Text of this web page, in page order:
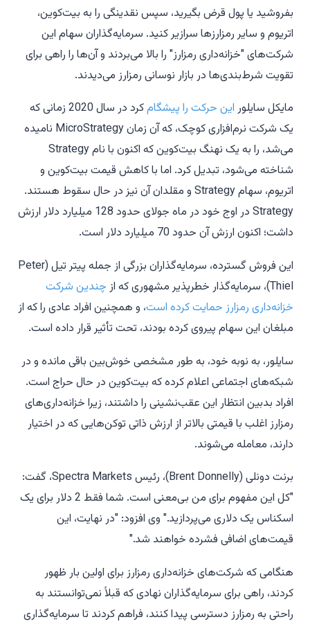
بفروشید یا پول قرض بگیرید، سپس نقدینگی را به بیت‌کوین،
اتریوم و سایر رمزارزها سرازیر کنید. سرمایه‌گذاران سهام این
شرکت‌های "خزانه‌داری رمزارز" را بالا می‌بردند و آن‌ها را راهی برای
تقویت شرط‌بندی‌ها در بازار نوسانی رمزارز می‌دیدند.
مایکل سایلور این حرکت را پیشگام
کرد در سال 2020 زمانی که
یک شرکت نرم‌افزاری کوچک، که آن زمان MicroStrategy نامیده
می‌شد، را به یک نهنگ بیت‌کوین که اکنون با نام Strategy
شناخته می‌شود، تبدیل کرد. اما با کاهش قیمت بیت‌کوین و
اتریوم، سهام Strategy و مقلدان آن نیز در حال سقوط هستند.
Strategy در اوج خود در ماه جولای حدود 128 میلیارد دلار ارزش
داشت؛ اکنون ارزش آن حدود 70 میلیارد دلار است.
این فروش گسترده، سرمایه‌گذاران بزرگی از جمله پیتر تیل (Peter
Thiel)، سرمایه‌گذار خطرپذیر مشهوری که از
چندین شرکت
خزانه‌داری رمزارز حمایت کرده است، و همچنین افراد عادی را که از
مبلغان این سهام پیروی کرده بودند، تحت تأثیر قرار داده است.
سایلور، به نوبه خود، به طور مشخصی خوش‌بین باقی مانده و در
شبکه‌های اجتماعی اعلام کرده که بیت‌کوین در حال حراج است.
افراد بدبین انتظار این عقب‌نشینی را داشتند، زیرا خزانه‌داری‌های
رمزارز اغلب با قیمتی بالاتر از ارزش ذاتی توکن‌هایی که در اختیار
دارند، معامله می‌شوند.
برنت دونلی (Brent Donnelly)، رئیس Spectra Markets، گفت:
"کل این مفهوم برای من بی‌معنی است. شما فقط 2 دلار برای یک
اسکناس یک دلاری می‌پردازید." وی افزود: "در نهایت، این
قیمت‌های اضافی فشرده خواهند شد."
هنگامی که شرکت‌های خزانه‌داری رمزارز برای اولین بار ظهور
کردند، راهی برای سرمایه‌گذاران نهادی که قبلاً نمی‌توانستند به
راحتی به رمزارز دسترسی پیدا کنند، فراهم کردند تا سرمایه‌گذاری